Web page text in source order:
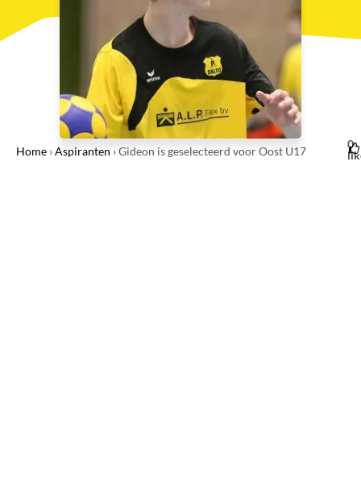
Home ›Aspiranten ›Gideon is geselecteerd voor Oost U17
0